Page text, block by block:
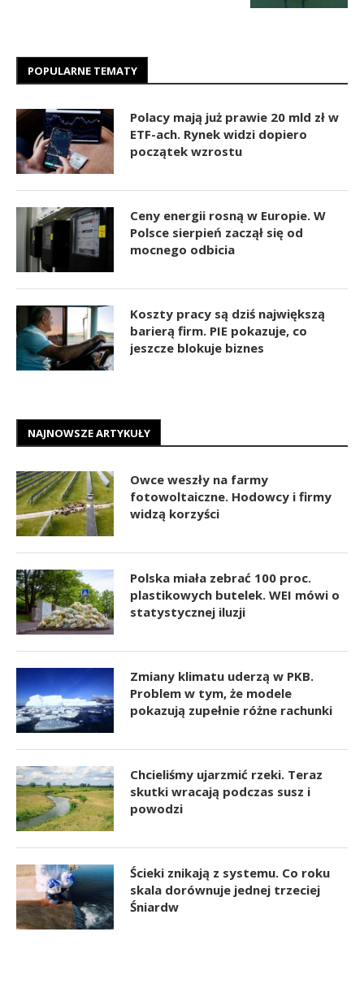
POPULARNE TEMATY
Polacy mają już prawie 20 mld zł w
ETF-ach. Rynek widzi dopiero
początek wzrostu
Ceny energii rosną w Europie. W
Polsce sierpień zaczął się od
mocnego odbicia
Koszty pracy są dziś największą
barierą firm. PIE pokazuje, co
jeszcze blokuje biznes
NAJNOWSZE ARTYKUŁY
Owce weszły na farmy
fotowoltaiczne. Hodowcy i firmy
widzą korzyści
Polska miała zebrać 100 proc.
plastikowych butelek. WEI mówi o
statystycznej iluzji
Zmiany klimatu uderzą w PKB.
Problem w tym, że modele
pokazują zupełnie różne rachunki
Chcieliśmy ujarzmić rzeki. Teraz
skutki wracają podczas susz i
powodzi
Ścieki znikają z systemu. Co roku
skala dorównuje jednej trzeciej
Śniardw